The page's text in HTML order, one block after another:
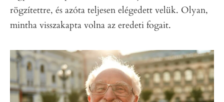
rögzítettre, és azóta teljesen elégedett velük. Olyan,
mintha visszakapta volna az eredeti fogait.